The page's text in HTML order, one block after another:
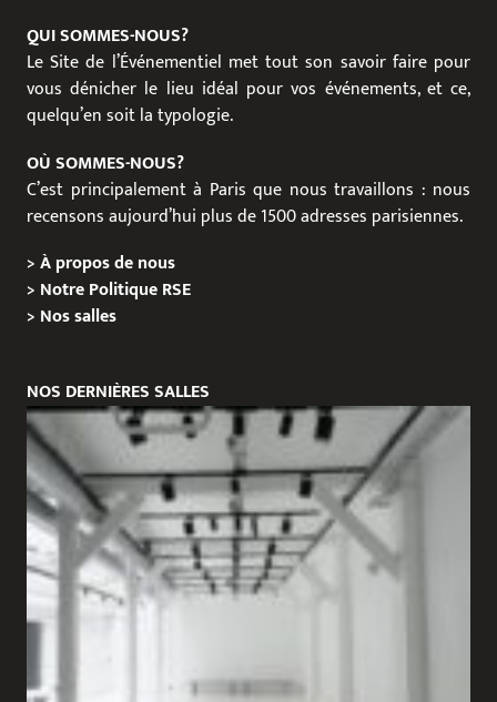
QUI SOMMES-NOUS?
Le Site de l’Événementiel met tout son savoir faire pour
vous dénicher le lieu idéal pour vos événements, et ce,
quelqu’en soit la typologie.
OÙ SOMMES-NOUS?
C’est principalement à Paris que nous travaillons : nous
recensons aujourd’hui plus de 1500 adresses parisiennes.
>À propos de nous
> Notre Politique RSE
> Nos salles
NOS DERNIÈRES SALLES